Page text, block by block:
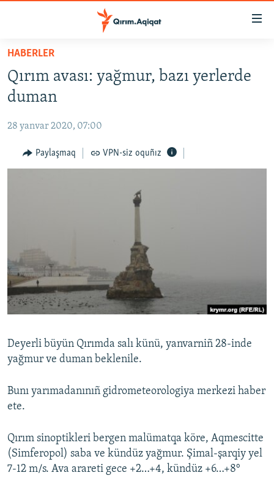
Esas
qaytmaq
Baş
qaytmaq
qaytmaq
SİYASET
CEMİYET
MEDENİYET
FİKİR
Русский
Українською
QOŞULIÑIZ!
RFE/RS bütün saytları
HABERLER
Qırım avası: yağmur, bazı yerlerde
duman
28 yanvar 2020, 07:00
Paylaşmaq VPN-siz oquñız
Deyerli büyün Qırımda salı künü, yanvarniñ 28-inde
yağmur ve duman beklenile.
Bunı yarımadanınıñ gidrometeorologiya merkezi haber
ete.
Qırım sinoptikleri bergen malümatqa köre, Aqmescitte
(Simferopol) saba ve kündüz yağmur. Şimal-şarqiy yel
7-12 m/s. Ava arareti gece +2…+4, kündüz +6…+8°